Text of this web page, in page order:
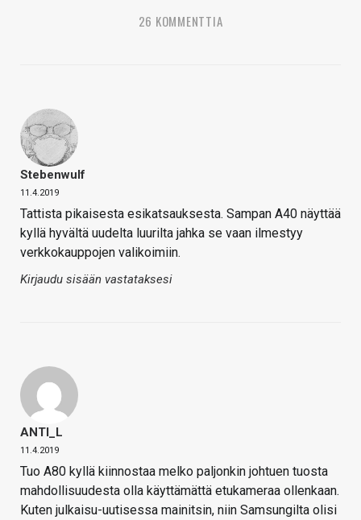
26 KOMMENTTIA
Stebenwulf
11.4.2019
Tattista pikaisesta esikatsauksesta. Sampan A40 näyttää
kyllä hyvältä uudelta luurilta jahka se vaan ilmestyy
verkkokauppojen valikoimiin.
Kirjaudu sisään vastataksesi
ANTI_L
11.4.2019
Tuo A80 kyllä kiinnostaa melko paljonkin johtuen tuosta
mahdollisuudesta olla käyttämättä etukameraa ollenkaan.
Kuten julkaisu-uutisessa mainitsin, niin Samsungilta olisi